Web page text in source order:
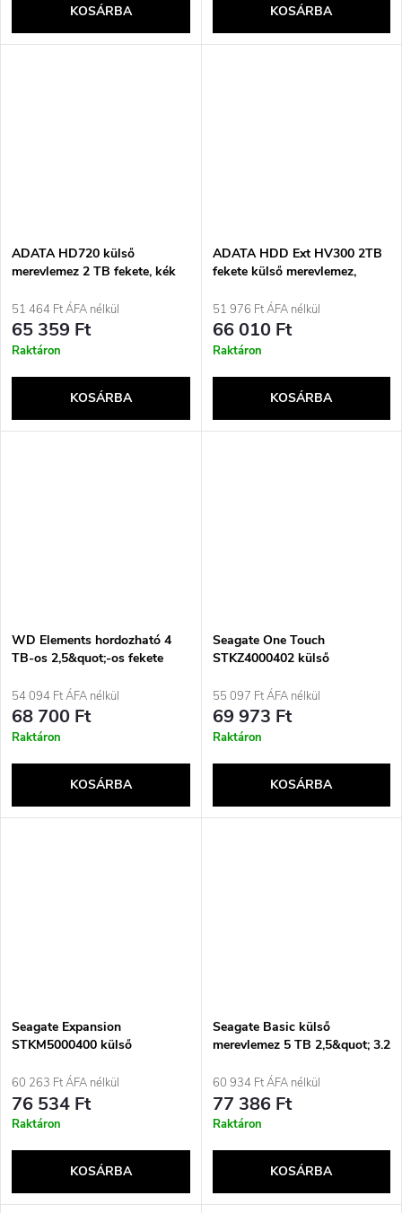
KOSÁRBA KOSÁRBA
ADATA HD720 külső
merevlemez 2 TB fekete, kék
51 464 Ft ÁFA nélkül
65 359 Ft
Raktáron
KOSÁRBA
ADATA HDD Ext HV300 2TB
fekete külső merevlemez,
51 976 Ft ÁFA nélkül
66 010 Ft
Raktáron
KOSÁRBA
WD Elements hordozható 4
TB-os 2,5&quot;-os fekete
54 094 Ft ÁFA nélkül
68 700 Ft
Raktáron
KOSÁRBA
Seagate One Touch
STKZ4000402 külső
Micro-USB B 2.0/3.2 Gen 1
(3.1 Gen 1) fekete
55 097 Ft ÁFA nélkül
69 973 Ft
Raktáron
KOSÁRBA
Seagate Expansion
STKM5000400 külső
Gen 1 (3.1 Gen 1) fekete
60 263 Ft ÁFA nélkül
76 534 Ft
Raktáron
KOSÁRBA
Seagate Basic külső
merevlemez 5 TB 2,5&quot; 3.2
60 934 Ft ÁFA nélkül
77 386 Ft
Raktáron
KOSÁRBA